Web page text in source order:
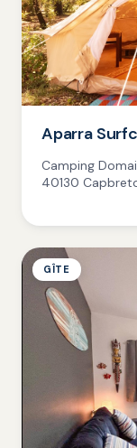
Aparra
Camping
40130
GÎTE